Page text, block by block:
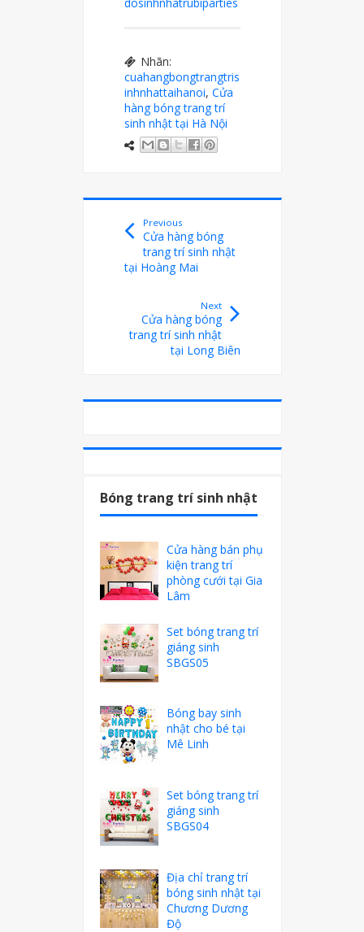
dosinhnhatrubiparties
Nhãn:
cuahangbongtrangtris
inhnhattaihanoi, Cửa
hàng bóng trang trí
sinh nhật tại Hà Nội
Previous
Cửa hàng bóng
trang trí sinh nhật
tại Hoàng Mai
Next
Cửa hàng bóng
trang trí sinh nhật
tại Long Biên
Bóng trang trí sinh nhật
Cửa hàng bán phụ
kiện trang trí
phòng cưới tại Gia
Lâm
Set bóng trang trí
giáng sinh
SBGS05
Bóng bay sinh
nhật cho bé tại
Mê Linh
Set bóng trang trí
giáng sinh
SBGS04
Địa chỉ trang trí
bóng sinh nhật tại
Chương Dương
Độ